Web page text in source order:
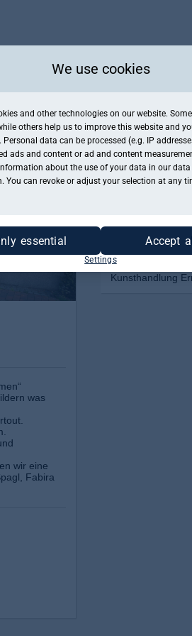
was
wir eine
Fabira
Kunsthandlung
We use cookies
and other technologies on our website.
others help us to improve this website and
Personal data can be processed (e.g. IP
ads and content or ad and content
about the use of your data in our data
You can revoke or adjust your selection at any
essential Accept
Settings